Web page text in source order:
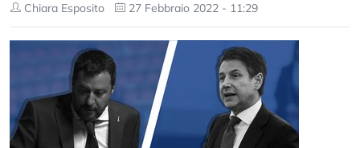
Chiara Esposito 27 Febbraio 2022 - 11:29